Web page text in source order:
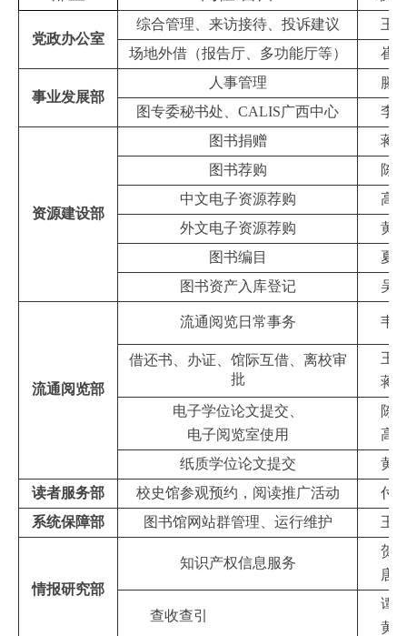
党政办公室
综合管理、来访接待、投诉建议
王
场地外借（报告厅、多功能厅等）
崔
事业发展部
人事管理
滕
图专委秘书处、 CALIS广西中心 李
资源建设部
图书捐赠
蒋
图书荐购
陈
中文电子资源荐购
高
外文电子资源荐购
黄
图书编目
夏
图书资产入库登记
吴
流通阅览部
流通阅览日常事务 韦
借还书、办证、馆际互借、离校审
批
王
蒋
电子学位论文提交、
电子阅览室使用
陈
高
纸质学位论文提交
黄
读者服务部
校史馆参观预约，阅读推广活动
付
系统保障部
图书馆网站群管理、运行维护 王
情报研究部
知识产权信息服务
贺
唐
查收查引
谭
黄